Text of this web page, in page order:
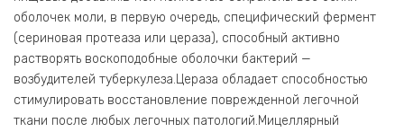
оболочек моли, в первую очередь, специфический фермент
(сериновая протеаза или цераза), способный активно
растворять воскоподобные оболочки бактерий —
возбудителей туберкулеза.Цераза обладает способностью
стимулировать восстановление поврежденной легочной
ткани после любых легочных патологий.Мицеллярный